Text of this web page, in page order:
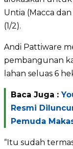
Untia (Macca
(1/2).
Andi Pattiware
pembangunan
lahan seluas 6
Baca Juga :
Resmi
Pemuda
“Itu sudah